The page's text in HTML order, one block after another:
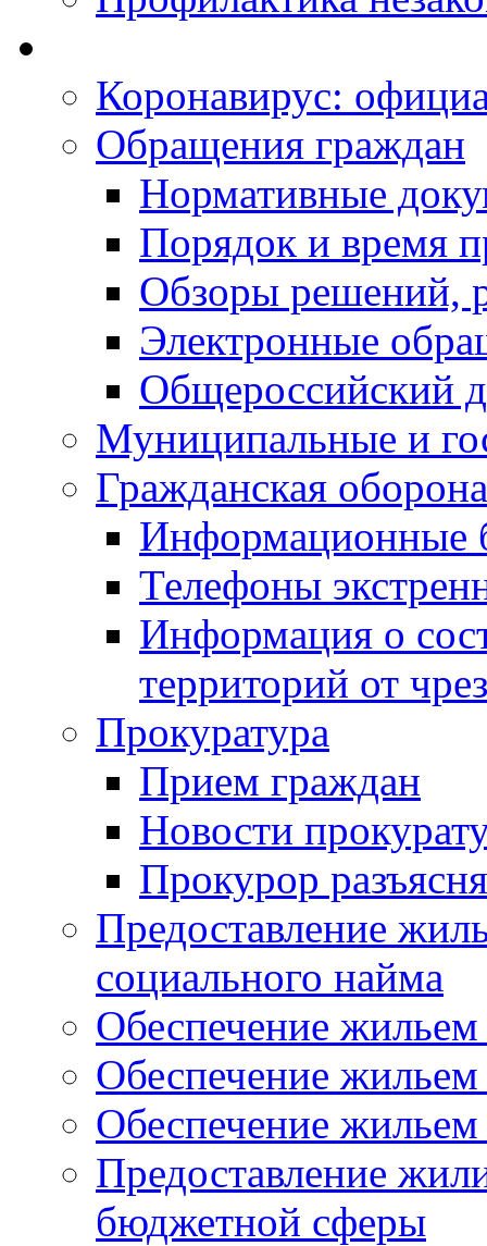
Коронавирус:
Обращения граждан
Нормативные
Порядок и время
Обзоры решений,
Электронные
Общероссийский
Муниципальные и
Гражданская
Информационные
Телефоны
Информация о
территорий от
Прокуратура
Прием граждан
Новости
Прокурор
Предоставление
социального найма
Обеспечение
Обеспечение
Обеспечение жильем
Предоставление
бюджетной сферы